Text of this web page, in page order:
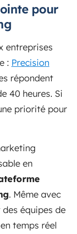
pour
entreprises
: Precision
répondent
40 heures. Si
priorité pour
en
. Même avec
équipes de
temps réel